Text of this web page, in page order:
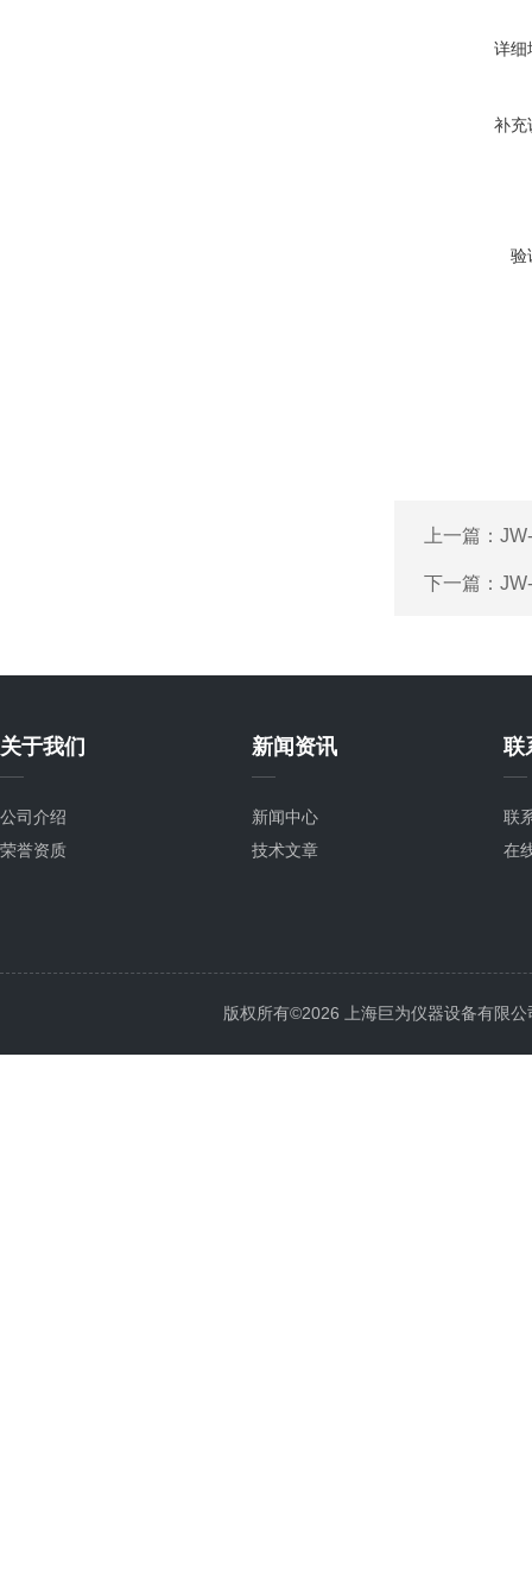
详细
补充
验
上一篇：
下一篇：
关于我们
公司介绍
荣誉资质
新闻资讯
新闻中心
技术文章
联
联
在
版权所有©2026 上海巨为仪器设备有限